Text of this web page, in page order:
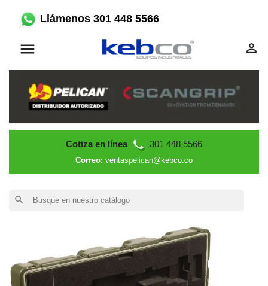
Llámenos 301 448 5566
 
Cotiza en línea 301 448 5566
Correo: ventaspelican@kebco.co
search